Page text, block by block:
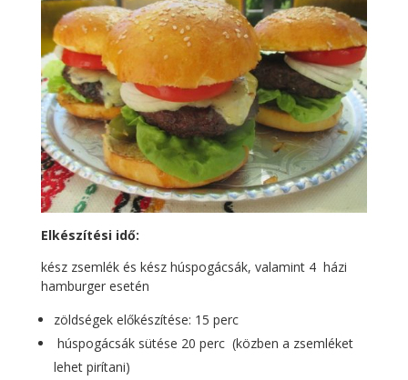
Elkészítési idő:
kész zsemlék és kész húspogácsák, valamint 4 házi
hamburger esetén
zöldségek előkészítése: 15 perc
húspogácsák sütése 20 perc (közben a zsemléket
lehet pirítani)